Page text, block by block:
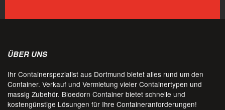
ÜBER UNS
Ihr Containerspezialist aus Dortmund bietet alles rund um den
Container. Verkauf und Vermietung vieler Containertypen und
massig Zubehör. Bloedorn Container bietet schnelle und
kostengünstige Lösungen für Ihre Containeranforderungen!